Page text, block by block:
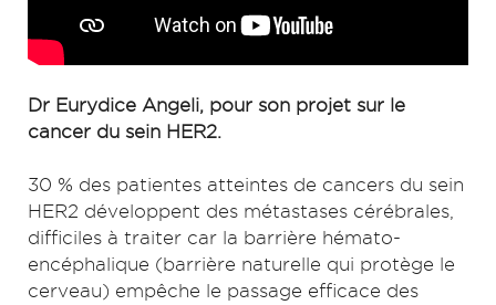
Dr Eurydice Angeli, pour son projet sur le
cancer du sein HER2.
30 % des patientes atteintes de cancers du sein
HER2 développent des métastases cérébrales,
difficiles à traiter car la barrière hémato-
encéphalique (barrière naturelle qui protège le
cerveau) empêche le passage efficace des